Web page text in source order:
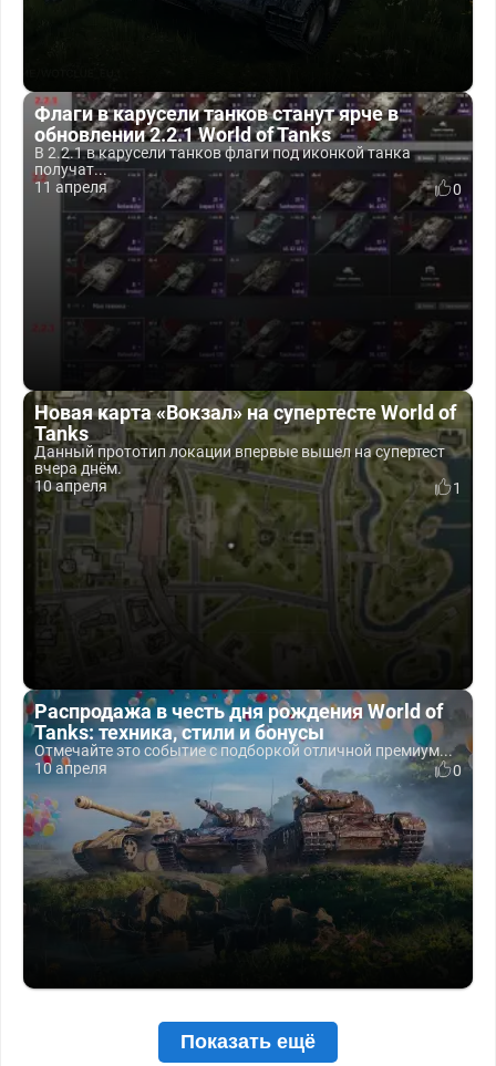
Флаги в карусели танков станут ярче в
обновлении 2.2.1 World of Tanks
В 2.2.1 в карусели танков флаги под иконкой танка
получат...
11 апреля
0
Новая карта «Вокзал» на супертесте World of
Tanks
Данный прототип локации впервые вышел на супертест
вчера днём.
10 апреля
1
Распродажа в честь дня рождения World of
Tanks: техника, стили и бонусы
Отмечайте это событие с подборкой отличной премиум...
10 апреля
0
Показать ещё